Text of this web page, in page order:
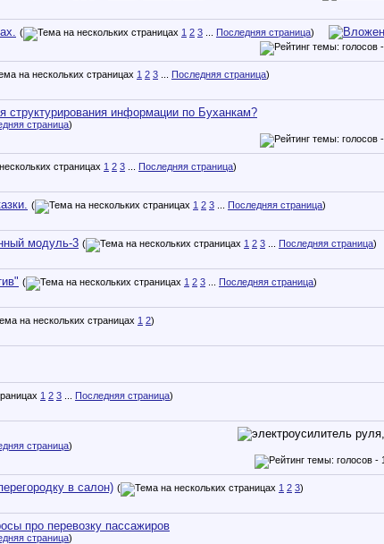
( 1 2 3 Последняя страница)
1 2 3 Последняя страница)
информации по Буханкам?
страница)
1 2 3 Последняя страница)
( 1 2 3 Последняя страница)
модуль-3 ( 1 2 3 Последняя страница)
( 1 2 3 Последняя страница)
1 2)
1 2 3 Последняя страница)
страница)
в салон) ( 1 2 3)
про перевозку пассажиров
страница)